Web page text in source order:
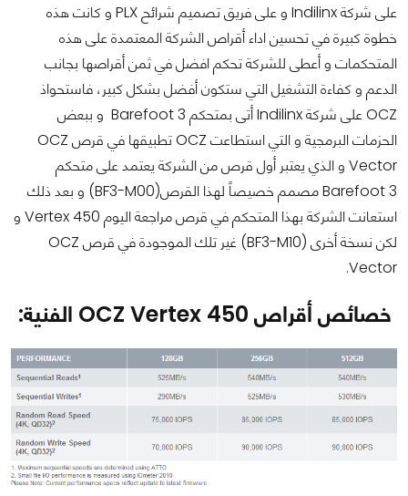
على شركة Indilinx و على فريق تصميم شرائح PLX و كانت هذه
خطوة كبيرة في تحسين اداء أقراص الشركة المعتمدة على هذه
المتحكمات و أعطى للشركة تحكم افضل في ثمن أقراصها بجانب
الدعم و كفاءة التشغيل التي ستكون أفضل بشكل كبير، فاستحواذ
OCZ على شركة Indilinx أتى بمتحكم Barefoot 3 و ببعض
الحزمات البرمجية و التي استطاعت OCZ تطبيقها في قرص OCZ
Vector و الذي يعتبر أول قرص من الشركة يعتمد على متحكم
Barefoot 3 مصمم خصيصاً لهذا القرص(BF3-M00) و بعد ذلك
استعانت الشركة بهذا المتحكم في قرص مراجعة اليوم Vertex 450 و
لكن نسخة أخرى (BF3-M10) غير تلك الموجودة في قرص OCZ
Vector.
خصائص أقراص OCZ Vertex 450 الفنية: